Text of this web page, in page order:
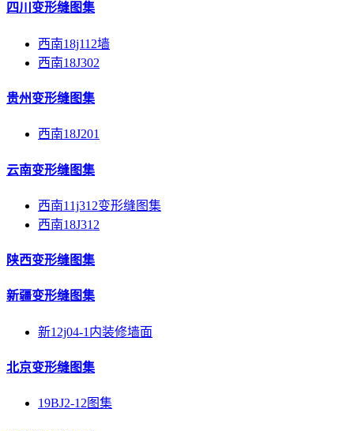
四川变形缝图集
西南18j112墙
西南18J302
贵州变形缝图集
西南18J201
云南变形缝图集
西南11j312变形缝图集
西南18J312
陕西变形缝图集
新疆变形缝图集
新12j04-1内装修墙面
北京变形缝图集
19BJ2-12图集